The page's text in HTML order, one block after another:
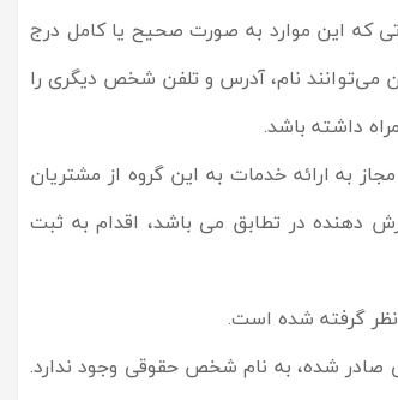
که این موارد به صورت صحیح یا کامل درج
نام، آدرس و تلفن شخص دیگری را
داشته باشد.
به ارائه خدمات به این گروه از مشتریان
دهنده در تطابق می باشد، اقدام به ثبت
نظر گرفته شده است.
شده، به نام شخص حقوقی وجود ندارد.